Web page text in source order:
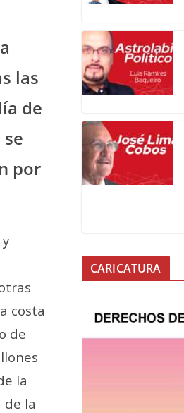
las
de
por
costa
de
la
de la
CARICATURA